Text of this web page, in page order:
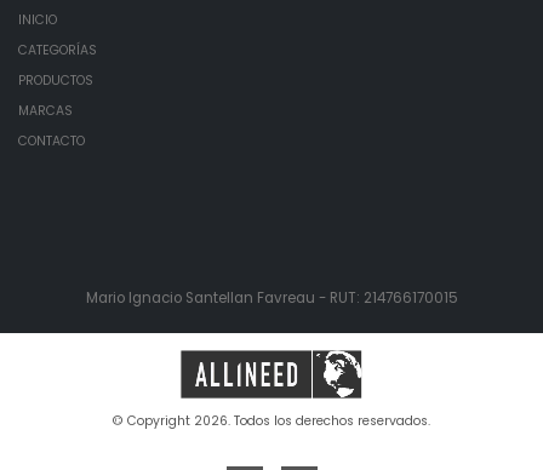
INICIO
CATEGORÍAS
PRODUCTOS
MARCAS
CONTACTO
Mario Ignacio Santellan Favreau - RUT: 214766170015
© Copyright 2026. Todos los derechos reservados.